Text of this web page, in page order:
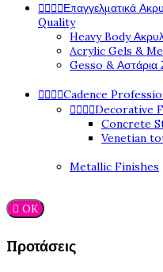
Επαγγελματικά
Quality
Heavy Body
Acrylic Gels &
Gesso & Αστάρια
Cadence
Decorative
Concrete
Venetian
Metallic Finishes
 OK
Προτάσεις